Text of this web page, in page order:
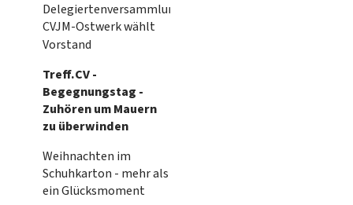
Delegiertenversammlung
CVJM-Ostwerk wählt
Vorstand
Treff.CV -
Begegnungstag -
Zuhören um Mauern
zu überwinden
Weihnachten im
Schuhkarton - mehr als
ein Glücksmoment